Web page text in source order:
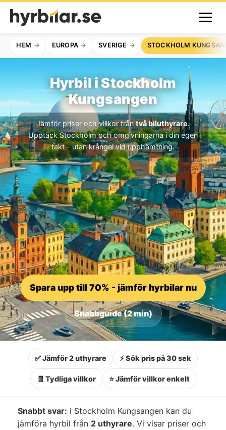
HEM EUROPA SVERIGE STOCKHOLM
Hyrbil i Stockholm
Kungsangen
Jämför priser och villkor fråntvå biluthyrare.
Upptäck Stockholm och omgivningarna i din egen
takt - utan krångel vid upphämtning.
Spara upp till 70% - jämför hyrbilar nu
Snabbguide (2 min)
✅ Jämför 2 uthyrare ⚡ Sök pris på 30 sek
🧾 Tydliga villkor ⭐ Jämför villkor enkelt
Snabbt svar: i Stockholm Kungsangen kan du
jämföra hyrbil från 2 uthyrare. Vi visar priser och